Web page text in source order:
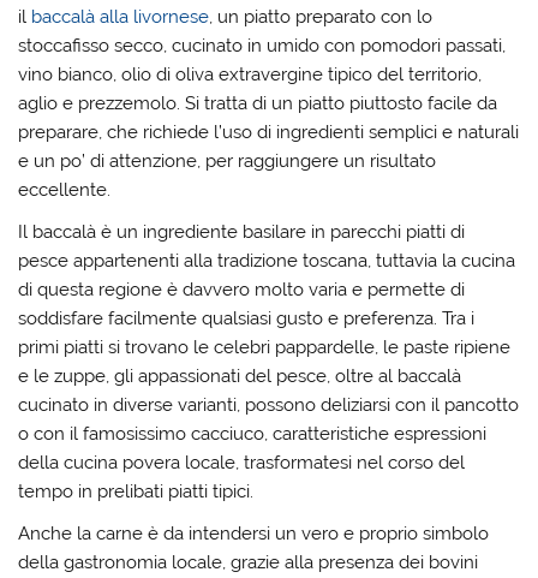
il baccalà alla livornese , un piatto preparato con lo
stoccafisso secco, cucinato in umido con pomodori passati,
vino bianco, olio di oliva extravergine tipico del territorio,
aglio e prezzemolo. Si tratta di un piatto piuttosto facile da
preparare, che richiede l’uso di ingredienti semplici e naturali
e un po’ di attenzione, per raggiungere un risultato
eccellente.
Il baccalà è un ingrediente basilare in parecchi piatti di
pesce appartenenti alla tradizione toscana, tuttavia la cucina
di questa regione è davvero molto varia e permette di
soddisfare facilmente qualsiasi gusto e preferenza. Tra i
primi piatti si trovano le celebri pappardelle, le paste ripiene
e le zuppe, gli appassionati del pesce, oltre al baccalà
cucinato in diverse varianti, possono deliziarsi con il pancotto
o con il famosissimo cacciuco, caratteristiche espressioni
della cucina povera locale, trasformatesi nel corso del
tempo in prelibati piatti tipici.
Anche la carne è da intendersi un vero e proprio simbolo
della gastronomia locale, grazie alla presenza dei bovini